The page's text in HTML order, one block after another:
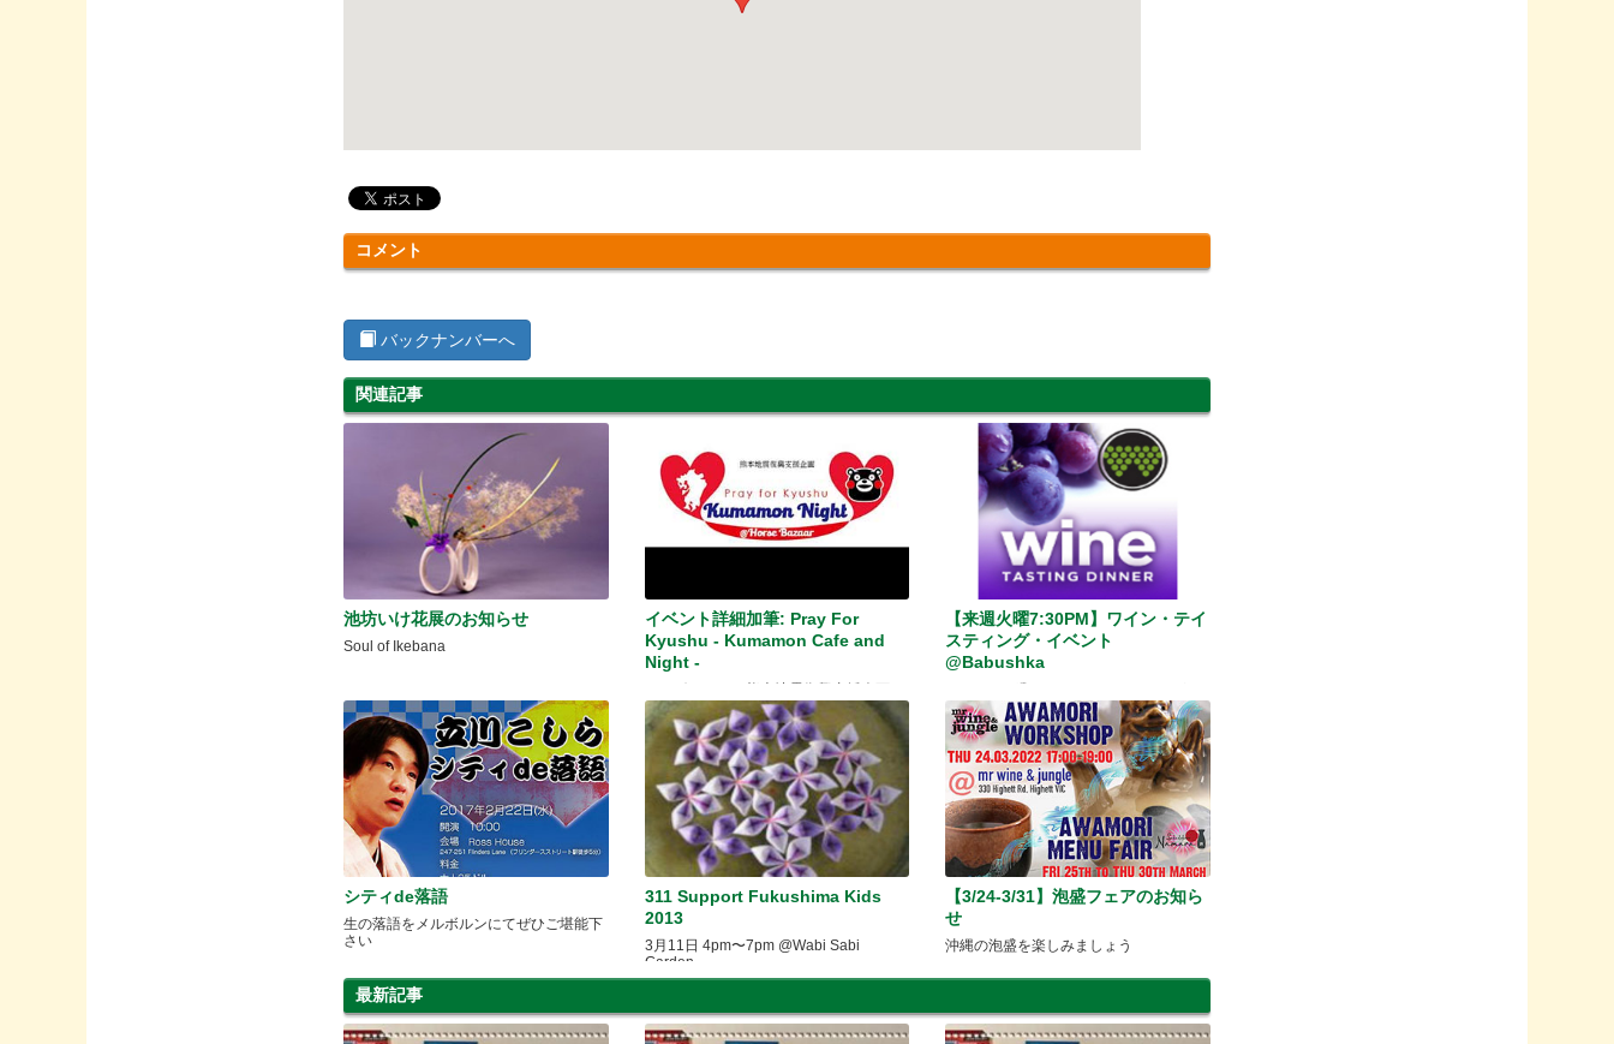
コメント
バックナンバーへ
関連記事
池坊いけ花展のお知らせ
Soul of Ikebana
イベント詳細加筆: Pray For
Kyushu - Kumamon Cafe and
Night -
【来週火曜7:30PM】ワイン・テイ
スティング・イベント
@Babushka
40ドルで楽しめる！
シティde落語
生の落語をメルボルンにてぜひご堪能下
さい
311 Support Fukushima Kids
2013
3月11日 4pm〜7pm @Wabi Sabi
Garden
【3/24-3/31】泡盛フェアのお知ら
せ
沖縄の泡盛を楽しみましょう
最新記事